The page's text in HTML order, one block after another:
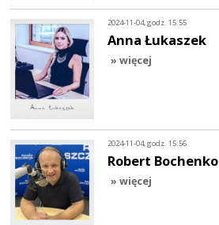
2024-11-04, godz. 15:55
Anna Łukaszek
» więcej
2024-11-04, godz. 15:56
Robert Bochenko
» więcej